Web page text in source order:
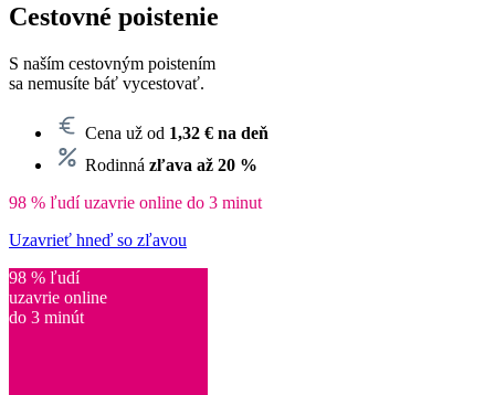
Cestovné poistenie
S naším cestovným poistením
sa nemusíte báť vycestovať.
Cena už od 1,32 € na deň
Rodinná zľava až 20 %
98 % ľudí uzavrie online do 3 minut
Uzavrieť hneď so zľavou
98 % ľudí
uzavrie online
do 3 minút